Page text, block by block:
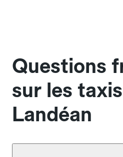
Questions
sur les
Landéan